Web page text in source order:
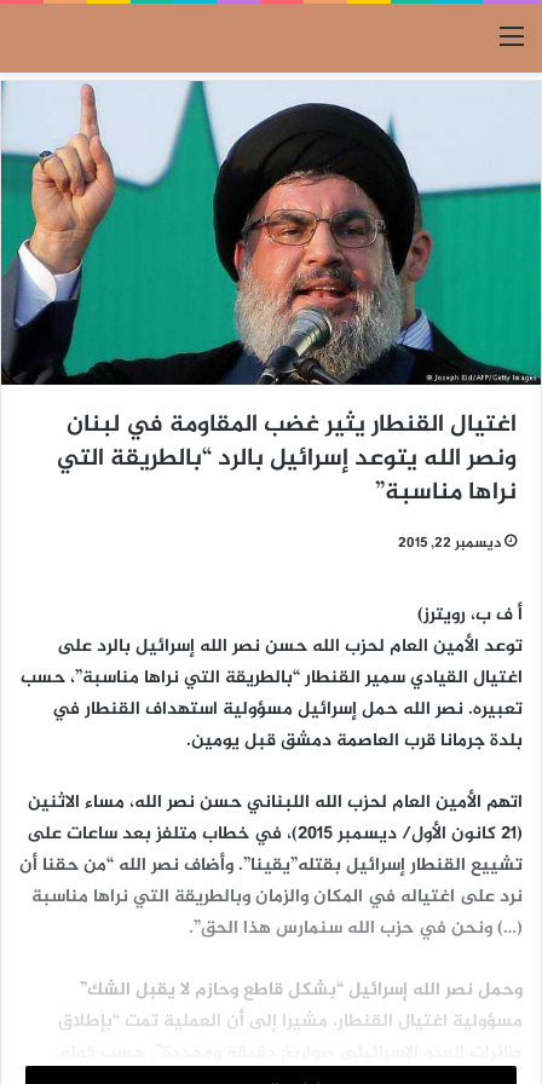
القائمة
اغتيال القنطار يثير غضب المقاومة في لبنان
ونصر الله يتوعد إسرائيل بالرد “بالطريقة التي
نراها مناسبة”
ديسمبر 22, 2015
أ ف ب، رويترز)
توعد الأمين العام لحزب الله حسن نصر الله إسرائيل بالرد على
اغتيال القيادي سمير القنطار “بالطريقة التي نراها مناسبة”، حسب
تعبيره. نصر الله حمل إسرائيل مسؤولية استهداف القنطار في
بلدة جرمانا قرب العاصمة دمشق قبل يومين.
اتهم الأمين العام لحزب الله اللبناني حسن نصر الله، مساء الاثنين
(21 كانون الأول/ ديسمبر 2015)، في خطاب متلفز بعد ساعات على
تشييع القنطار إسرائيل بقتله”يقينا”. وأضاف نصر الله “من حقنا أن
نرد على اغتياله في المكان والزمان وبالطريقة التي نراها مناسبة
(…) ونحن في حزب الله سنمارس هذا الحق”.
وحمل نصر الله إسرائيل “بشكل قاطع وحازم لا يقبل الشك”
مسؤولية اغتيال القنطار، مشيرا إلى أن العملية تمت “بإطلاق